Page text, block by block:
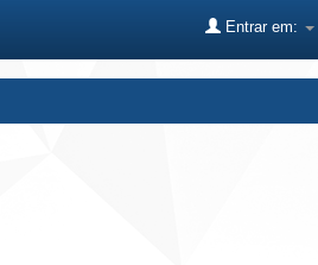
Entrar em: